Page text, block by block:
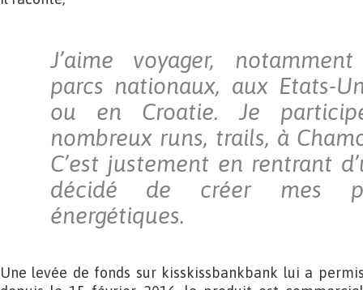
J’aime voyager,
parcs nationaux, aux Etats-
ou en Croatie. Je
nombreux runs, trails, à
C’est justement en rentrant
décidé de créer mes
énergétiques.
Une levée de fonds sur kisskissbankbank lui a